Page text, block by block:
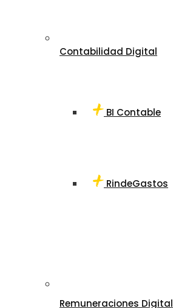
Contabilidad Digital
BI Contable
RindeGastos
Remuneraciones Digital